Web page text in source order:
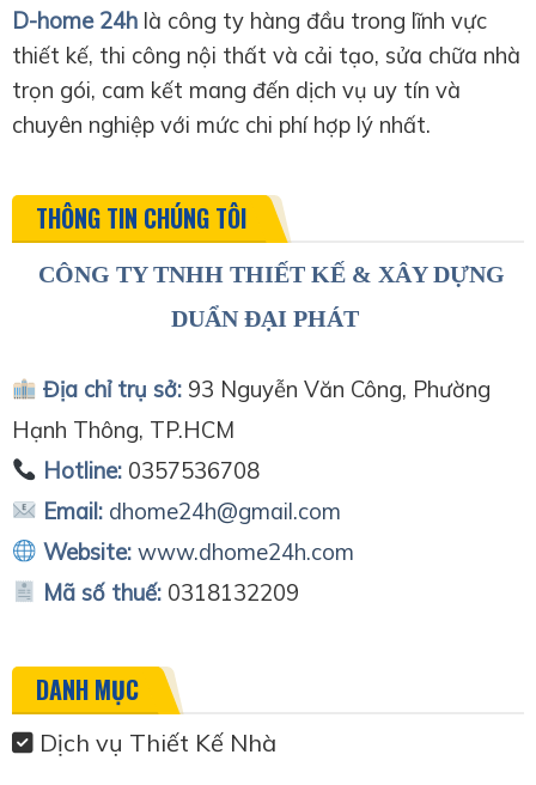
D-home 24h là công ty hàng đầu trong lĩnh vực
thiết kế, thi công nội thất và cải tạo, sửa chữa nhà
trọn gói, cam kết mang đến dịch vụ uy tín và
chuyên nghiệp với mức chi phí hợp lý nhất.
THÔNG TIN CHÚNG TÔI
CÔNG TY TNHH THIẾT KẾ & XÂY DỰNG
DUẨN ĐẠI PHÁT
Địa chỉ trụ sở:93 Nguyễn Văn Công, Phường
Hạnh Thông, TP.HCM
Hotline:0357536708
Email: dhome24h@gmail.com
Website: www.dhome24h.com
Mã số thuế: 0318132209
DANH MỤC
Dịch vụ Thiết Kế Nhà